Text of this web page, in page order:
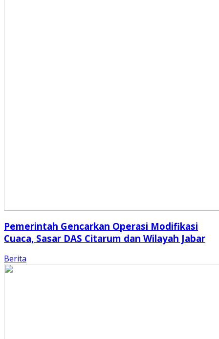
Pemerintah Gencarkan Operasi Modifikasi
Cuaca, Sasar DAS Citarum dan Wilayah Jabar
Berita